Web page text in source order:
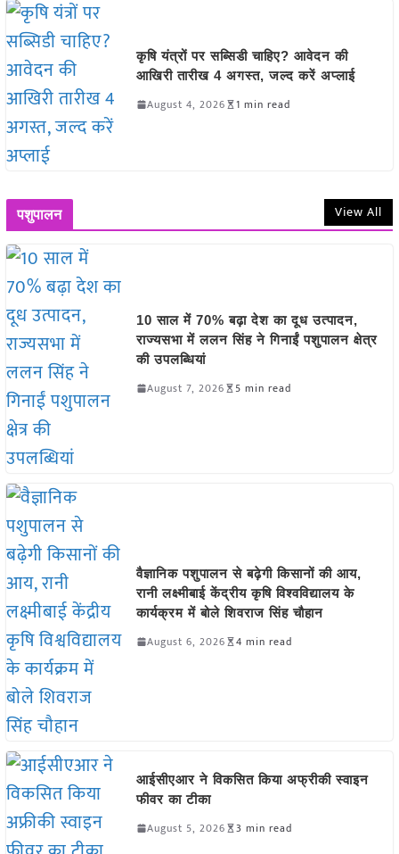
कृषि यंत्रों पर सब्सिडी चाहिए? आवेदन की
आखिरी तारीख 4 अगस्त, जल्द करें अप्लाई
August 4, 2026 1 min read
पशुपालन View All
10 साल में 70% बढ़ा देश का दूध उत्पादन,
राज्यसभा में ललन सिंह ने गिनाईं पशुपालन क्षेत्र
की उपलब्धियां
August 7, 2026 5 min read
वैज्ञानिक पशुपालन से बढ़ेगी किसानों की आय,
रानी लक्ष्मीबाई केंद्रीय कृषि विश्वविद्यालय के
कार्यक्रम में बोले शिवराज सिंह चौहान
August 6, 2026 4 min read
आईसीएआर ने विकसित किया अफ्रीकी स्वाइन
फीवर का टीका
August 5, 2026 3 min read